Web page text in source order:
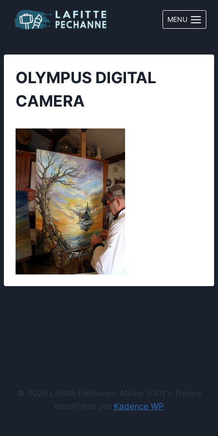
contenu
MENU
OLYMPUS DIGITAL
CAMERA
© 2026 Lafitte Pechanne Atelier d'Art - Thème
WordPress par Kadence WP